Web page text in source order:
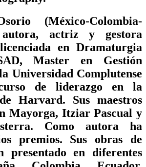
(México-Colombia-
actriz y gestora
en Dramaturgia
Master en Gestión
Universidad Complutense
de liderazgo en la
Harvard. Sus maestros
Mayorga, Itziar Pascual y
Como autora ha
premios. Sus obras de
presentado en diferentes